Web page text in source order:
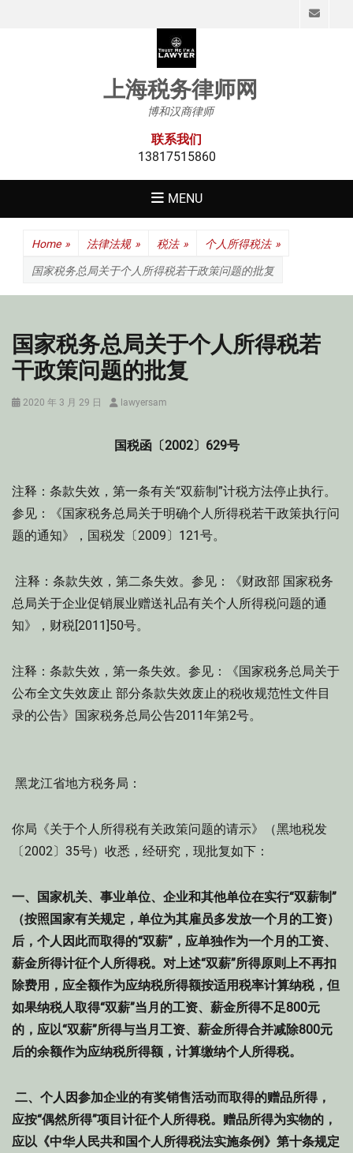
上海税务律师网
博和汉商律师
联系我们
13817515860
MENU
Home » 法律法规 » 税法 » 个人所得税法 »
国家税务总局关于个人所得税若干政策问题的批复
国家税务总局关于个人所得税若
干政策问题的批复
Posted
2020 年 3 月 29 日 Authorlawyersam
国税函〔2002〕629号
注释：条款失效，第一条有关“双薪制”计税方法停止执行。
参见：《国家税务总局关于明确个人所得税若干政策执行问
题的通知》，国税发〔2009〕121号。
注释：条款失效，第二条失效。参见：《财政部 国家税务
总局关于企业促销展业赠送礼品有关个人所得税问题的通
知》，财税[2011]50号。
注释：条款失效，第一条失效。参见：《国家税务总局关于
公布全文失效废止 部分条款失效废止的税收规范性文件目
录的公告》国家税务总局公告2011年第2号。
黑龙江省地方税务局：
你局《关于个人所得税有关政策问题的请示》（黑地税发
〔2002〕35号）收悉，经研究，现批复如下：
一、国家机关、事业单位、企业和其他单位在实行“双薪制”
（按照国家有关规定，单位为其雇员多发放一个月的工资）
后，个人因此而取得的“双薪”，应单独作为一个月的工资、
薪金所得计征个人所得税。对上述“双薪”所得原则上不再扣
除费用，应全额作为应纳税所得额按适用税率计算纳税，但
如果纳税人取得“双薪”当月的工资、薪金所得不足800元
的，应以“双薪”所得与当月工资、薪金所得合并减除800元
后的余额作为应纳税所得额，计算缴纳个人所得税。
二、个人因参加企业的有奖销售活动而取得的赠品所得，
应按“偶然所得”项目计征个人所得税。赠品所得为实物的，
应以《中华人民共和国个人所得税法实施条例》第十条规定